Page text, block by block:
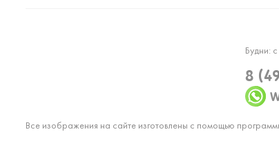
Будни:
8
Все изображения на сайте изготовлены с помощью